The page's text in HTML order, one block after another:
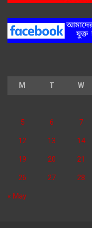
M T W
5 6 7
12 13 14
19 20 21
26 27 28
« May